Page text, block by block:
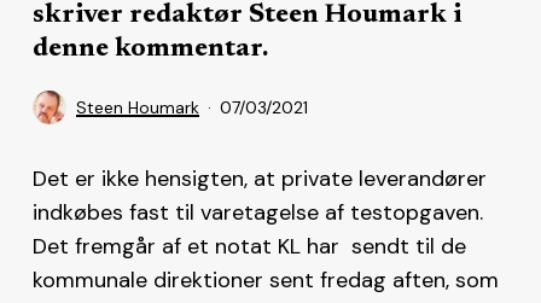
skriver redaktør Steen Houmark i
denne kommentar.
Steen Houmark 07/03/2021
Det er ikke hensigten, at private leverandører
indkøbes fast til varetagelse af testopgaven.
Det fremgår af et notat KL har sendt til de
kommunale direktioner sent fredag aften, som